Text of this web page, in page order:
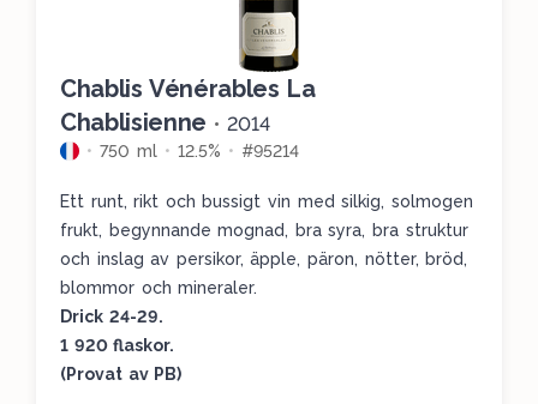
Chablis Vénérables La
Chablisienne • 2014
750 ml 12.5% #95214
Ett runt, rikt och bussigt vin med silkig, solmogen
frukt, begynnande mognad, bra syra, bra struktur
och inslag av persikor, äpple, päron, nötter, bröd,
blommor och mineraler.
Drick 24-29.
1 920 flaskor.
(Provat av PB)